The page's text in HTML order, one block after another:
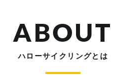
ABOUT
ハローサイクリングとは